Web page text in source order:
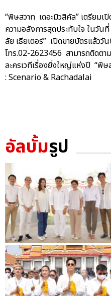
“พิษสวาท เดอะมิวสิคัล” เตรียม
ความอลังการสุดประทับใจ ในวั
ลัย เธียเตอร์” เปิดขายบัตรแล้ววั
โทร.02-2623456 สามารถติดตา
ละครเวทีเรื่องยิ่งใหญ่แห่งปี “พิ
: Scenario & Rachadalai
อัลบั้มรูป